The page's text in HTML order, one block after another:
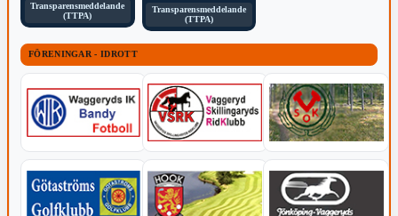
Transparensmeddelande
(TTPA)
Transparensmeddelande
(TTPA)
FÖRENINGAR - IDROTT